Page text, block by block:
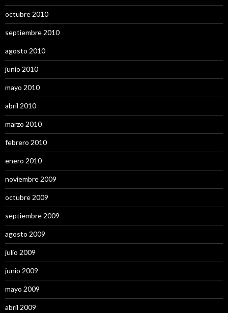
octubre 2010
septiembre 2010
agosto 2010
junio 2010
mayo 2010
abril 2010
marzo 2010
febrero 2010
enero 2010
noviembre 2009
octubre 2009
septiembre 2009
agosto 2009
julio 2009
junio 2009
mayo 2009
abril 2009